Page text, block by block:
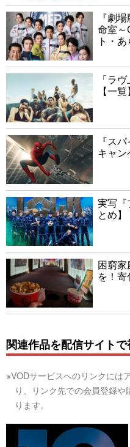
『劇
命室～
ト・
「ラ
【一覧】
『ス
キャ
実写『
とめ】
困窮
を！寄
関連作品を配信サイト
※VODサービスへのリンクには
り、リンク先での会員登録
ります。